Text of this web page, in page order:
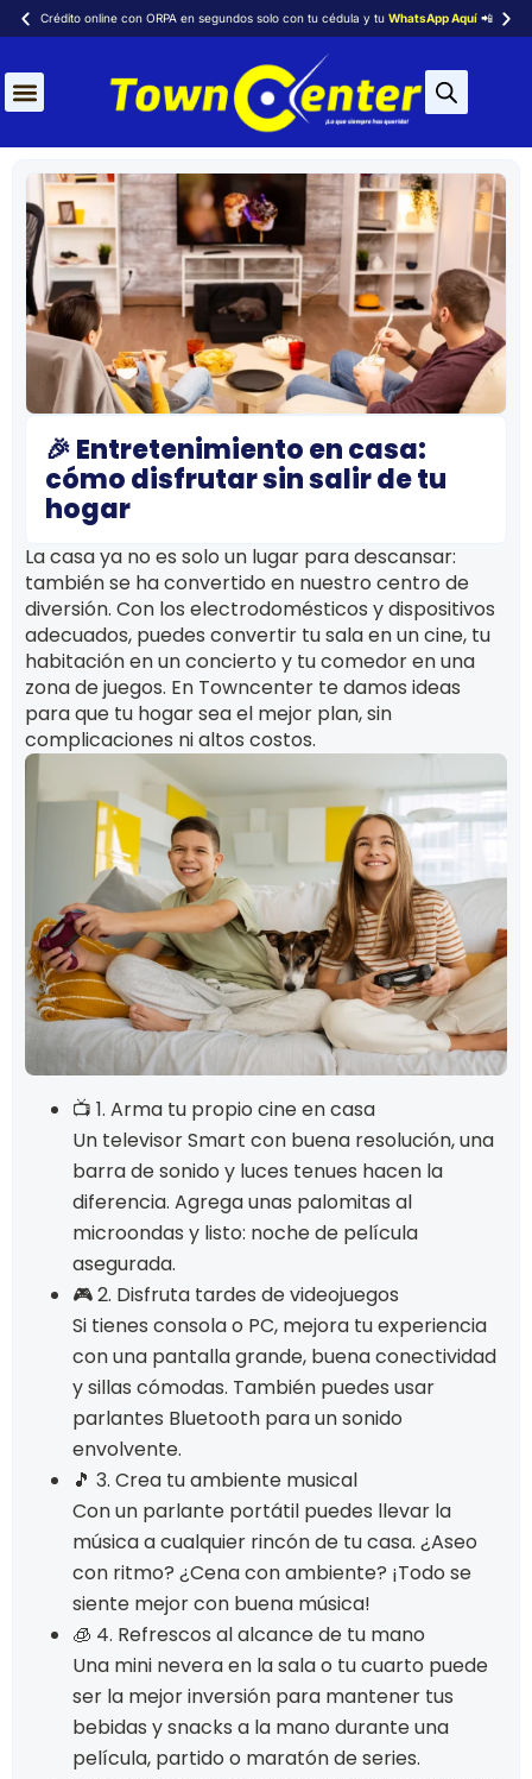
Crédito online con ORPA en segundos solo con tu cédula y tu WhatsApp Aquí📲
🎉 Entretenimiento en casa:
cómo disfrutar sin salir de tu
hogar
La casa ya no es solo un lugar para descansar:
también se ha convertido en nuestro centro de
diversión. Con los electrodomésticos y dispositivos
adecuados, puedes convertir tu sala en un cine, tu
habitación en un concierto y tu comedor en una
zona de juegos. En Towncenter te damos ideas
para que tu hogar sea el mejor plan, sin
complicaciones ni altos costos.
📺 1. Arma tu propio cine en casa
Un televisor Smart con buena resolución, una
barra de sonido y luces tenues hacen la
diferencia. Agrega unas palomitas al
microondas y listo: noche de película
asegurada.
🎮 2. Disfruta tardes de videojuegos
Si tienes consola o PC, mejora tu experiencia
con una pantalla grande, buena conectividad
y sillas cómodas. También puedes usar
parlantes Bluetooth para un sonido
envolvente.
🎵 3. Crea tu ambiente musical
Con un parlante portátil puedes llevar la
música a cualquier rincón de tu casa. ¿Aseo
con ritmo? ¿Cena con ambiente? ¡Todo se
siente mejor con buena música!
🧊 4. Refrescos al alcance de tu mano
Una mini nevera en la sala o tu cuarto puede
ser la mejor inversión para mantener tus
bebidas y snacks a la mano durante una
película, partido o maratón de series.